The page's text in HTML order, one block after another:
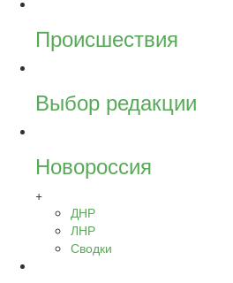
Происшествия
Выбор редакции
Новороссия
+
ДНР
ЛНР
Сводки